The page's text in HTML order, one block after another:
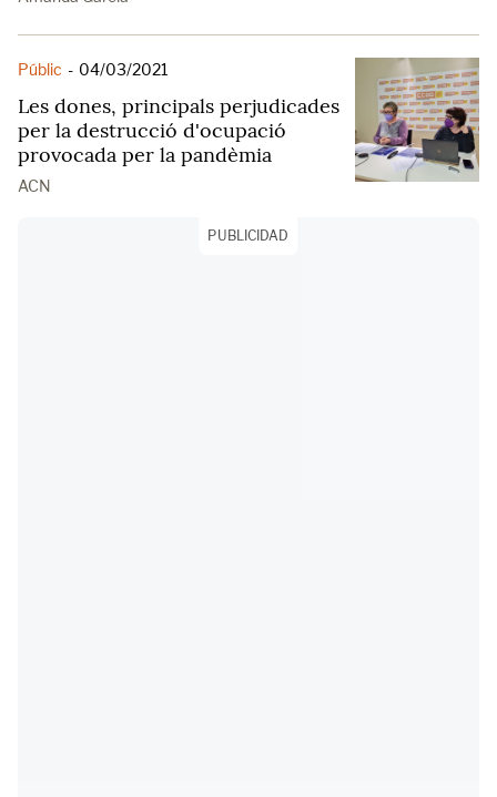
Públic - 04/03/2021
Les dones, principals perjudicades
per la destrucció d'ocupació
provocada per la pandèmia
ACN
PUBLICIDAD